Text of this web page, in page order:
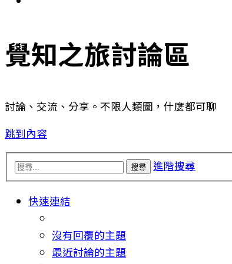
覺知之旅討論區
討論、交流、分享。不限人類圖，什麼都可聊
跳到內容
搜尋 進階搜尋
快速連結
沒有回覆的主題
最近討論的主題